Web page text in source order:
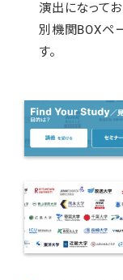
演出になってお
別機関BOXペ
す。